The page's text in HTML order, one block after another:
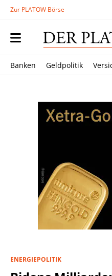
Zur PLATOW Börse
Banken Geldpolitik
ENERGIEPOLITIK